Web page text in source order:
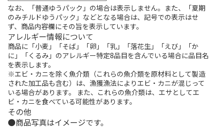
なお、「普通ゆうパック」の場合は表示しません。また、「夏期
のみチルドゆうパック」などとなる場合は、記号での表示はせ
ず、商品内容欄にその旨を表示しています。
アレルギー情報について
商品に「小麦」「そば」「卵」「乳」「落花生」「えび」「か
に」「くるみ」のアレルギー特定8品目を含んでいる場合に品目名
を表示します。
※エビ・カニを除く魚介類（これらの魚介類を原材料として製造
された加工品も含む）は、漁獲漁法によりエビ・カニが混じって
いる場合があります。 また、これらの魚介類は、エサとしてエ
ビ・カニを食べている可能性があります。
その他
商品写真はイメージです。